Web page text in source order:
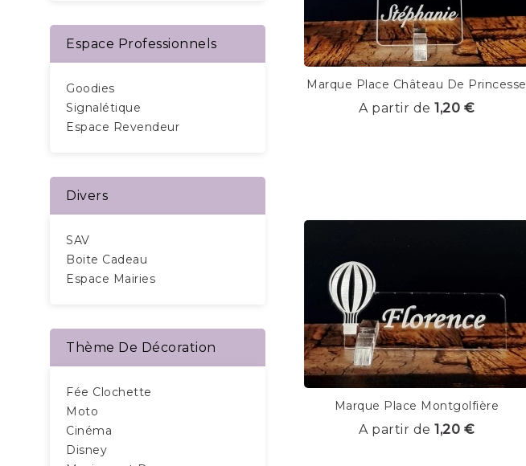
Espace Professionnels
Goodies
Signalétique
Espace Revendeur
Divers
SAV
Boite Cadeau
Espace Mairies
Thème De Décoration
Fée Clochette
Moto
Cinéma
Disney
Marque Place Château De Princesse
A partir de1,20 €
Marque Place Montgolfière
A partir de1,20 €